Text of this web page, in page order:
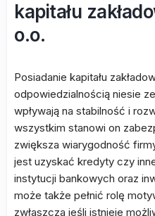
kapitału
o.o.
Posiadanie kapitału
odpowiedzialnością niesie
wpływają na stabilność i
wszystkim stanowi on
zwiększa wiarygodność
jest uzyskać kredyty czy
instytucji bankowych oraz
może także pełnić rolę
zwłaszcza jeśli istnieje